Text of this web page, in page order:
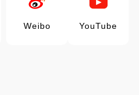
Weibo YouTube